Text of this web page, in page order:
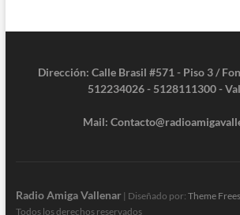
Dirección: Calle Brasil #571 - Piso 3 /
512234026 - 5128111300 -
Mail:
Radio Amiga Vallenar| Diseñado por: Theme
Todos los derechos reservados